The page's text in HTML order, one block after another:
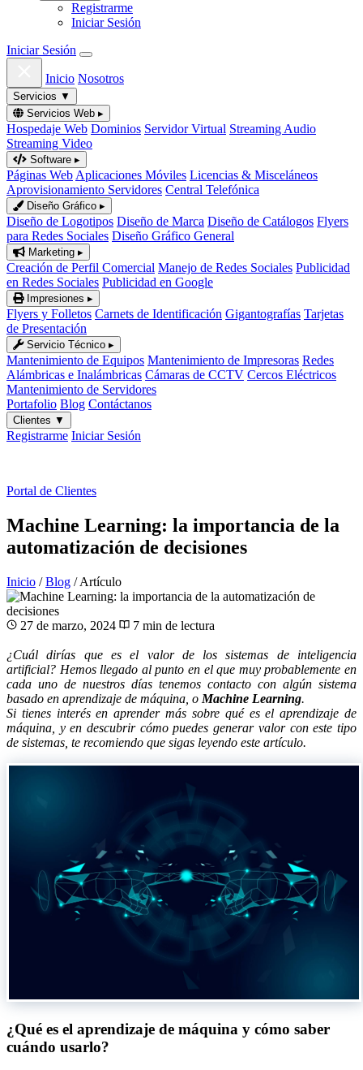
Registrarme
Iniciar Sesión
Iniciar Sesión
Inicio Nosotros
Servicios ▼
Servicios Web ▸
Hospedaje Web Dominios Servidor Virtual Streaming Audio
Streaming Video
Software ▸
Páginas Web Aplicaciones Móviles Licencias & Misceláneos
Aprovisionamiento Servidores Central Telefónica
Diseño Gráfico ▸
Diseño de Logotipos Diseño de Marca Diseño de Catálogos Flyers
para Redes Sociales Diseño Gráfico General
Marketing ▸
Creación de Perfil Comercial Manejo de Redes Sociales Publicidad
en Redes Sociales Publicidad en Google
Impresiones ▸
Flyers y Folletos Carnets de Identificación Gigantografías Tarjetas
de Presentación
Servicio Técnico ▸
Mantenimiento de Equipos Mantenimiento de Impresoras Redes
Alámbricas e Inalámbricas Cámaras de CCTV Cercos Eléctricos
Mantenimiento de Servidores
Portafolio Blog Contáctanos
Clientes ▼
Registrarme Iniciar Sesión
Portal de Clientes
Machine Learning: la importancia de la
automatización de decisiones
Inicio / Blog /Artículo
27 de marzo, 2024 7 min de lectura
¿Cuál dirías que es el valor de los sistemas de inteligencia
artificial? Hemos llegado al punto en el que muy probablemente en
cada uno de nuestros días tenemos contacto con algún sistema
basado en aprendizaje de máquina, o Machine Learning.
Si tienes interés en aprender más sobre qué es el aprendizaje de
máquina, y en descubrir cómo puedes generar valor con este tipo
de sistemas, te recomiendo que sigas leyendo este artículo.
¿Qué es el aprendizaje de máquina y cómo saber
cuándo usarlo?